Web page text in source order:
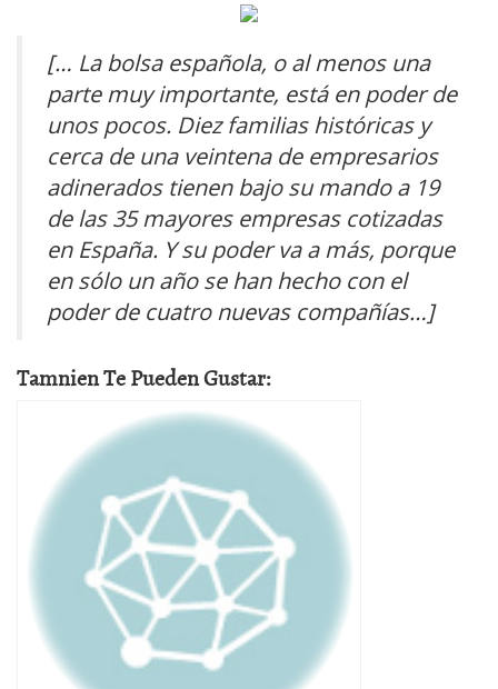
[… La bolsa española, o al menos una
parte muy importante, está en poder de
unos pocos. Diez familias históricas y
cerca de una veintena de empresarios
adinerados tienen bajo su mando a 19
de las 35 mayores empresas cotizadas
en España. Y su poder va a más, porque
en sólo un año se han hecho con el
poder de cuatro nuevas compañías…]
Tamnien Te Pueden Gustar: